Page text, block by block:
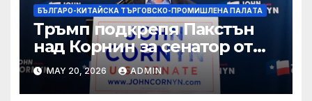
БЪЛГАРО-КИТАЙСКА ТЪРГОВСКО-ПРОМИШЛЕНА ПАЛAТА
Тръмп подкрепя Пакстън
над Корнин за сенатор от
Тексас в шокираща
подкрепа
MAY 20, 2026 ADMIN